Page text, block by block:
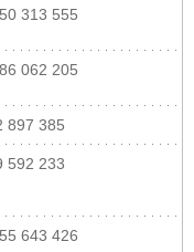
313 555
062 205
897 385
592 233
643 426